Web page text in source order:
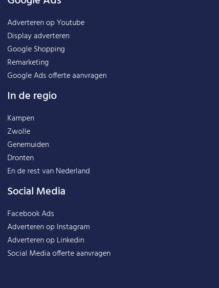
Adverteren op Youtube
Display adverteren
Google Shopping
Remarketing
Google Ads offerte aanvragen
In de regio
Kampen
Zwolle
Genemuiden
Dronten
En de rest vanNederland
Social Media
Facebook Ads
Adverteren op Instagram
Adverteren op Linkedin
Social Media offerte aanvragen